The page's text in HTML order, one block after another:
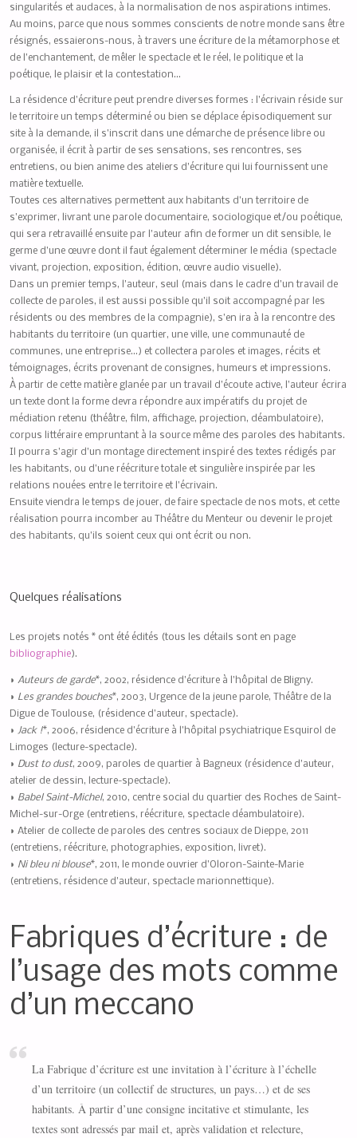
singularités et audaces, à la normalisation de nos aspirations intimes.
Au moins, parce que nous sommes conscients de notre monde sans être
résignés, essaierons-nous, à travers une écriture de la métamorphose et
de l’enchantement, de mêler le spectacle et le réel, le politique et la
poétique, le plaisir et la contestation…
La résidence d’écriture peut prendre diverses formes : l’écrivain réside sur
le territoire un temps déterminé ou bien se déplace épisodiquement sur
site à la demande, il s’inscrit dans une démarche de présence libre ou
organisée, il écrit à partir de ses sensations, ses rencontres, ses
entretiens, ou bien anime des ateliers d’écriture qui lui fournissent une
matière textuelle.
Toutes ces alternatives permettent aux habitants d’un territoire de
s’exprimer, livrant une parole documentaire, sociologique et/ou poétique,
qui sera retravaillé ensuite par l’auteur afin de former un dit sensible, le
germe d’une œuvre dont il faut également déterminer le média (spectacle
vivant, projection, exposition, édition, œuvre audio visuelle).
Dans un premier temps, l’auteur, seul (mais dans le cadre d’un travail de
collecte de paroles, il est aussi possible qu’il soit accompagné par les
résidents ou des membres de la compagnie), s’en ira à la rencontre des
habitants du territoire (un quartier, une ville, une communauté de
communes, une entreprise…) et collectera paroles et images, récits et
témoignages, écrits provenant de consignes, humeurs et impressions.
À partir de cette matière glanée par un travail d’écoute active, l’auteur écrira
un texte dont la forme devra répondre aux impératifs du projet de
médiation retenu (théâtre, film, affichage, projection, déambulatoire),
corpus littéraire empruntant à la source même des paroles des habitants.
Il pourra s’agir d’un montage directement inspiré des textes rédigés par
les habitants, ou d’une réécriture totale et singulière inspirée par les
relations nouées entre le territoire et l’écrivain.
Ensuite viendra le temps de jouer, de faire spectacle de nos mots, et cette
réalisation pourra incomber au Théâtre du Menteur ou devenir le projet
des habitants, qu’ils soient ceux qui ont écrit ou non.
Quelques réalisations
Les projets notés * ont été édités (tous les détails sont en page
bibliographie).
◗ Auteurs de garde*, 2002, résidence d’écriture à l’hôpital de Bligny.
◗ Les grandes bouches*, 2003, Urgence de la jeune parole, Théâtre de la
Digue de Toulouse, (résidence d’auteur, spectacle).
◗ Jack !*, 2006, résidence d’écriture à l’hôpital psychiatrique Esquirol de
Limoges (lecture-spectacle).
◗ Dust to dust, 2009, paroles de quartier à Bagneux (résidence d’auteur,
atelier de dessin, lecture-spectacle).
◗ Babel Saint-Michel, 2010, centre social du quartier des Roches de Saint-
Michel-sur-Orge (entretiens, réécriture, spectacle déambulatoire).
◗ Atelier de collecte de paroles des centres sociaux de Dieppe, 2011
(entretiens, réécriture, photographies, exposition, livret).
◗ Ni bleu ni blouse*, 2011, le monde ouvrier d’Oloron-Sainte-Marie
(entretiens, résidence d’auteur, spectacle marionnettique).
Fabriques d’écriture : de
l’usage des mots comme
d’un meccano
La Fabrique d’écriture est une invitation à l’écriture à l’échelle
d’un territoire (un collectif de structures, un pays…) et de ses
habitants. À partir d’une consigne incitative et stimulante, les
textes sont adressés par mail et, après validation et relecture,